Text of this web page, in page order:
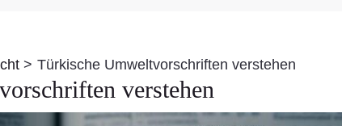
Türkische Umweltvorschriften verstehen
verstehen